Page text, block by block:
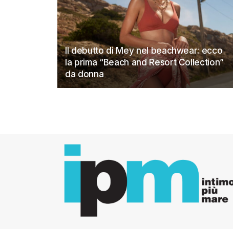
Il debutto di Mey nel beachwear: ecco
la prima “Beach and Resort Collection”
da donna